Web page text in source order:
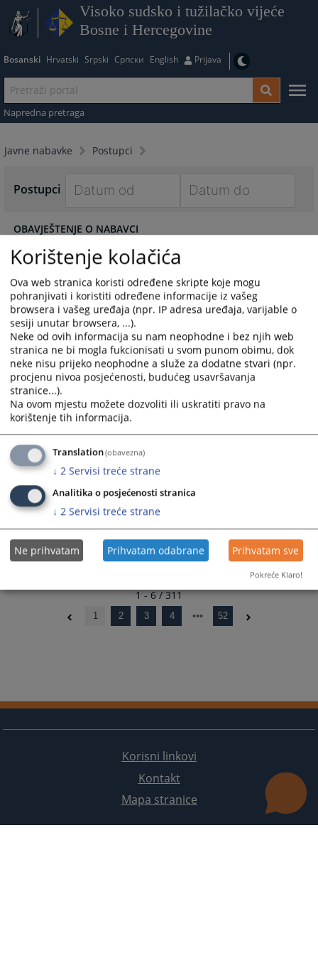
Visoko sudsko i tužilačko vijeće
Bosne i Hercegovine
Bosanski Hrvatski Srpski Српски English Prijava
Napredna pretraga
Javne nabavke Postupci
Postupci
forward
interact
with
the
calendar
and
select
a
date.
Press
the
question
mark
key
to
get
the
keyboard
shortcuts
for
changing
with
the
calendar
select
a
date.
Press
the
mark
the
shortcuts
for
changing
OBAVJEŠTENJE O NABAVCI
21.07.2026.
ODLUKU o izboru najpovoljnijeg ponuditelja
09.07.2026.
OBAVJEŠTENJE O DODJELI UGOVORA
07.07.2026.
OBAVJEŠTENJE O DODJELI UGOVORA
ODLUKU o izboru najpovoljnijeg ponuditelja
02.07.2026.
OBAVIJEST O NABAVI
1 - 6 / 311
1 2 3 4 52
Korisni linkovi
Kontakt
Mapa stranice
Korištenje kolačića
Ova web stranica koristi određene skripte koje mogu
pohranjivati i koristiti određene informacije iz vašeg
browsera i vašeg uređaja (npr. IP adresa uređaja, varijable o
sesiji unutar browsera, ...).
Neke od ovih informacija su nam neophodne i bez njih web
stranica ne bi mogla fukcionisati u svom punom obimu, dok
neke nisu prijeko neophodne a služe za dodatne stvari (npr.
procjenu nivoa posjećenosti, budućeg usavršavanja
stranice...).
Na ovom mjestu možete dozvoliti ili uskratiti pravo na
korištenje tih informacija.
Translation(obavezna)
↓ 2 Servisi treće strane
Analitika o posjećenosti stranica
↓ 2 Servisi treće strane
Ne prihvatam Prihvatam odabrane Prihvatam sve
Pokreće Klaro!